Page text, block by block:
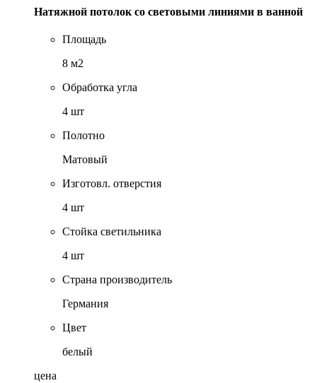
Натяжной потолок со световыми линиями в ванной
Площадь
8 м2
Обработка угла
4 шт
Полотно
Матовый
Изготовл. отверстия
4 шт
Стойка светильника
4 шт
Страна производитель
Германия
Цвет
белый
цена